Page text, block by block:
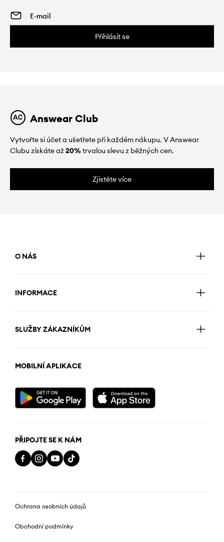
Přihlásit se
Answear Club
Vytvořte si účet a ušetřete při každém nákupu. V Answear
Clubu získáte až20%trvalou slevu z běžných cen.
Zjistěte více
O NÁS
INFORMACE
SLUŽBY ZÁKAZNÍKŮM
MOBILNÍ APLIKACE
PŘIPOJTE SE K NÁM
Ochrana osobních údajů
Obchodní podmínky